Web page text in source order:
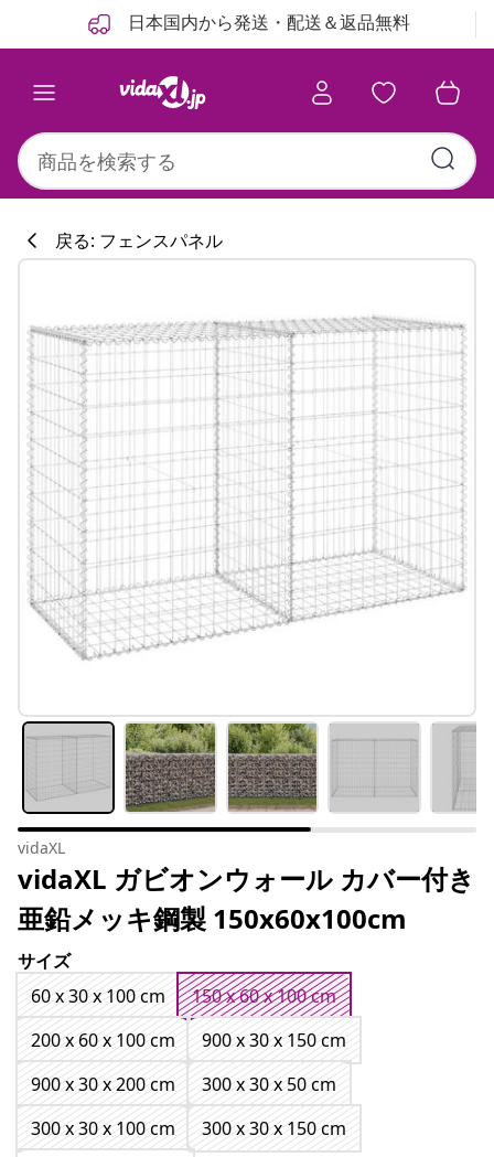
日本国内から発送・配送＆返品無料
戻る: フェンスパネル
vidaXL
vidaXL ガビオンウォール カバー付き
亜鉛メッキ鋼製 150x60x100cm
サイズ
60 x 30 x 100 cm
150 x 60 x 100 cm
200 x 60 x 100 cm
900 x 30 x 150 cm
900 x 30 x 200 cm
300 x 30 x 50 cm
300 x 30 x 100 cm
300 x 30 x 150 cm